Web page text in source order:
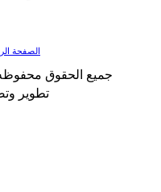
الصفحة
جميع الحقوق
تطوير